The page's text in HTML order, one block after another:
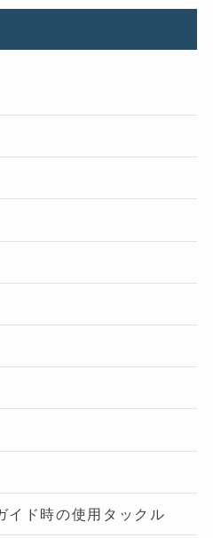
イド時の使用タックル